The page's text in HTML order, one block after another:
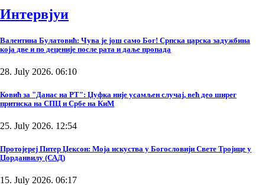
Интервјуи
Валентина Булатовић: Чува је још само Бог! Српска царска задужбина
која две и по деценије после рата и даље пропада
28. July 2026. 06:10
Ковић за "Данас на РТ": Џуфка није усамљен случај, већ део ширег
притиска на СПЦ и Србе на КиМ
25. July 2026. 12:54
Протојереј Питер Џексон: Моја искуства у Богословији Свете Тројице у
Џорданвилу (САД)
15. July 2026. 06:17